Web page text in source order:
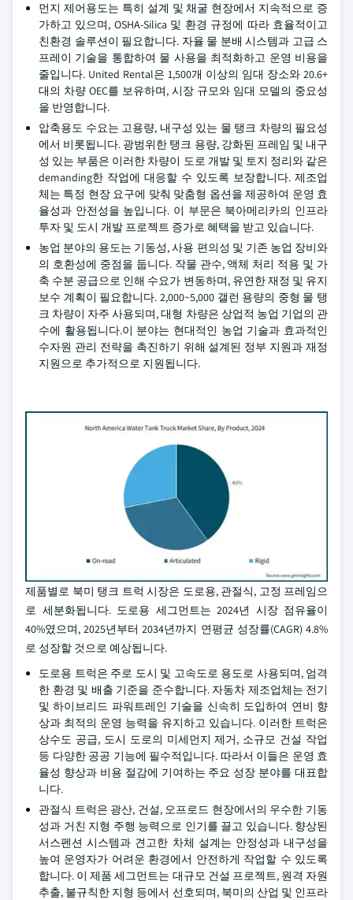
먼지 제어용도는 특히 설계 및 채굴 현장에서 지속적으로 증
가하고 있으며, OSHA-Silica 및 환경 규정에 따라 효율적이고
친환경 솔루션이 필요합니다. 자율 물 분배 시스템과 고급 스
프레이 기술을 통합하여 물 사용을 최적화하고 운영 비용을
줄입니다. United Rental은 1,500개 이상의 임대 장소와 20.6+
대의 차량 OEC를 보유하며, 시장 규모와 임대 모델의 중요성
을 반영합니다.
압축용도 수요는 고용량, 내구성 있는 물 탱크 차량의 필요성
에서 비롯됩니다. 광범위한 탱크 용량, 강화된 프레임 및 내구
성 있는 부품은 이러한 차량이 도로 개발 및 토지 정리와 같은
demanding한 작업에 대응할 수 있도록 보장합니다. 제조업
체는 특정 현장 요구에 맞춰 맞춤형 옵션을 제공하여 운영 효
율성과 안전성을 높입니다. 이 부문은 북아메리카의 인프라
투자 및 도시 개발 프로젝트 증가로 혜택을 받고 있습니다.
농업 분야의 용도는 기동성, 사용 편의성 및 기존 농업 장비와
의 호환성에 중점을 둡니다. 작물 관수, 액체 처리 적용 및 가
축 수분 공급으로 인해 수요가 변동하며, 유연한 재정 및 유지
보수 계획이 필요합니다. 2,000~5,000 갤런 용량의 중형 물 탱
크 차량이 자주 사용되며, 대형 차량은 상업적 농업 기업의 관
수에 활용됩니다.이 분야는 현대적인 농업 기술과 효과적인
수자원 관리 전략을 촉진하기 위해 설계된 정부 지원과 재정
지원으로 추가적으로 지원됩니다.
제품별로 북미 탱크 트럭 시장은 도로용, 관절식, 고정 프레임으
로 세분화됩니다. 도로용 세그먼트는 2024년 시장 점유율이
40%였으며, 2025년부터 2034년까지 연평균 성장률(CAGR) 4.8%
로 성장할 것으로 예상됩니다.
도로용 트럭은 주로 도시 및 고속도로 용도로 사용되며, 엄격
한 환경 및 배출 기준을 준수합니다. 자동차 제조업체는 전기
및 하이브리드 파워트레인 기술을 신속히 도입하여 연비 향
상과 최적의 운영 능력을 유지하고 있습니다. 이러한 트럭은
상수도 공급, 도시 도로의 미세먼지 제거, 소규모 건설 작업
등 다양한 공공 기능에 필수적입니다. 따라서 이들은 운영 효
율성 향상과 비용 절감에 기여하는 주요 성장 분야를 대표합
니다.
관절식 트럭은 광산, 건설, 오프로드 현장에서의 우수한 기동
성과 거친 지형 주행 능력으로 인기를 끌고 있습니다. 향상된
서스펜션 시스템과 견고한 차체 설계는 안정성과 내구성을
높여 운영자가 어려운 환경에서 안전하게 작업할 수 있도록
합니다. 이 제품 세그먼트는 대규모 건설 프로젝트, 원격 자원
추출, 불규칙한 지형 등에서 선호되며, 북미의 산업 및 인프라